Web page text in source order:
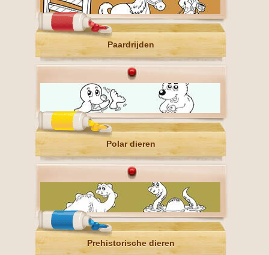
Paardrijden
Polar dieren
Prehistorische dieren